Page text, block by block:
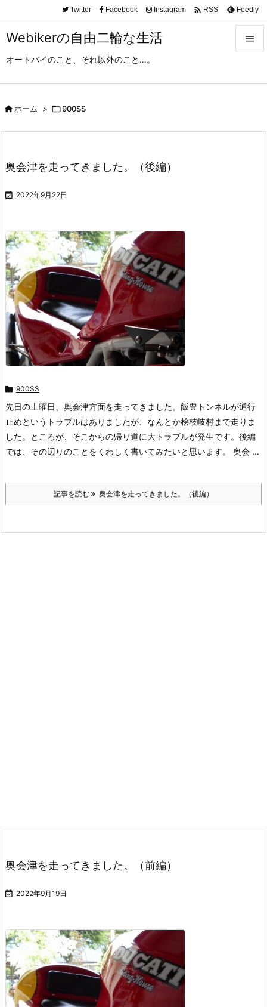
Webikerの自由二輪な生活
オートバイのこと、それ以外のこと…。

Twitter Facebook Instagram  RSS Feedly
ホーム > 900SS
奥会津を走ってきました。（後編）
 2022年9月22日
 900SS
先日の土曜日、奥会津方面を走ってきました。飯豊トンネルが通行
止めというトラブルはありましたが、なんとか桧枝岐村まで走りま
した。ところが、そこからの帰り道に大トラブルが発生です。後編
では、その辺りのことをくわしく書いてみたいと思います。 奥会 ...
記事を読む 奥会津を走ってきました。（後編）
奥会津を走ってきました。（前編）
 2022年9月19日